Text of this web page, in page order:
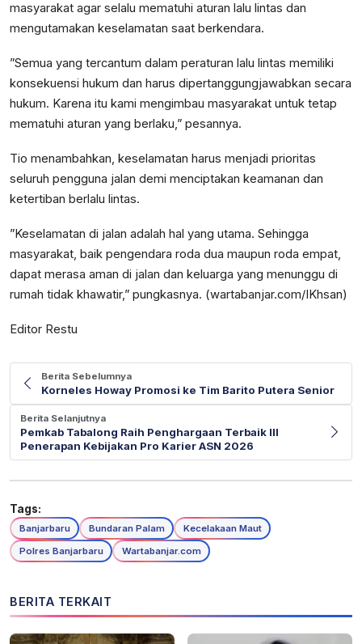
masyarakat agar selalu mematuhi aturan lalu lintas dan
mengutamakan keselamatan saat berkendara.
”Semua yang tercantum dalam peraturan lalu lintas memiliki
konsekuensi hukum dan harus dipertanggungjawabkan secara
hukum. Karena itu kami mengimbau masyarakat untuk tetap
mematuhi aturan yang berlaku,” pesannya.
Tio menambahkan, keselamatan harus menjadi prioritas
seluruh pengguna jalan demi menciptakan keamanan dan
ketertiban berlalu lintas.
”Keselamatan di jalan adalah hal yang utama. Sehingga
masyarakat, baik pengendara roda dua maupun roda empat,
dapat merasa aman di jalan dan keluarga yang menunggu di
rumah tidak khawatir,” pungkasnya. (wartabanjar.com/IKhsan)
Editor Restu
Berita Sebelumnya
Korneles Howay Promosi ke Tim Barito Putera Senior
Berita Selanjutnya
Pemkab Tabalong Raih Penghargaan Terbaik III
Penerapan Kebijakan Pro Karier ASN 2026
Tags:
Banjarbaru Bundaran Palam
Kecelakaan Maut
Polres Banjarbaru
Wartabanjar.com
BERITA TERKAIT